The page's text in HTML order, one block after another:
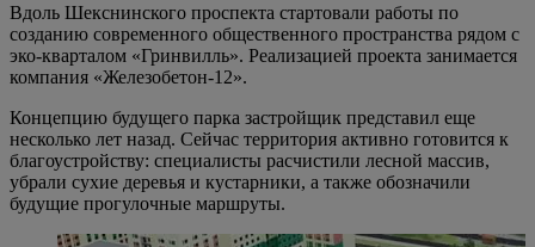
Вдоль Шекснинского проспекта стартовали работы по
созданию современного общественного пространства рядом с
эко-кварталом «Гринвилль». Реализацией проекта занимается
компания «Железобетон-12».
Концепцию будущего парка застройщик представил еще
несколько лет назад. Сейчас территория активно готовится к
благоустройству: специалисты расчистили лесной массив,
убрали сухие деревья и кустарники, а также обозначили
будущие прогулочные маршруты.